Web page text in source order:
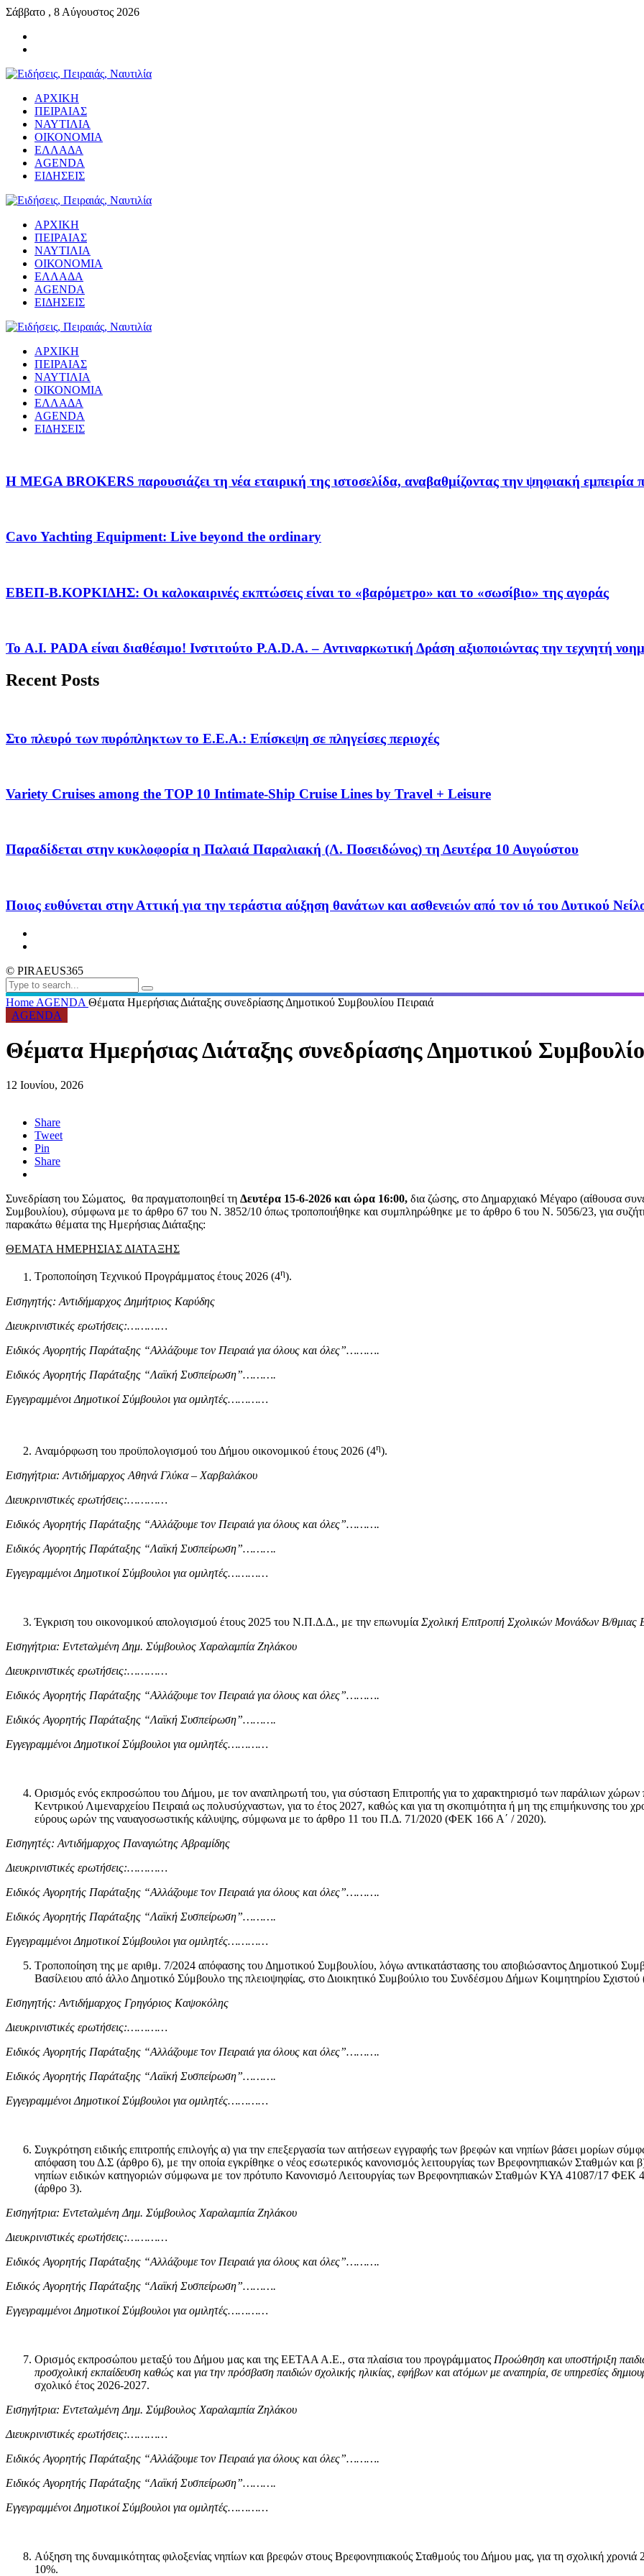
Σάββατο , 8 Αύγουστος 2026
ΑΡΧΙΚΗ
ΠΕΙΡΑΙΑΣ
ΝΑΥΤΙΛΙΑ
ΟΙΚΟΝΟΜΙΑ
ΕΛΛΑΔΑ
AGENDA
ΕΙΔΗΣΕΙΣ
ΑΡΧΙΚΗ
ΠΕΙΡΑΙΑΣ
ΝΑΥΤΙΛΙΑ
ΟΙΚΟΝΟΜΙΑ
ΕΛΛΑΔΑ
AGENDA
ΕΙΔΗΣΕΙΣ
ΑΡΧΙΚΗ
ΠΕΙΡΑΙΑΣ
ΝΑΥΤΙΛΙΑ
ΟΙΚΟΝΟΜΙΑ
ΕΛΛΑΔΑ
AGENDA
ΕΙΔΗΣΕΙΣ
Η MEGA BROKERS παρουσιάζει τη νέα εταιρική της ιστοσελίδα, αναβαθμίζοντας την ψηφιακή εμπειρία
Cavo Yachting Equipment: Live beyond the ordinary
EΒΕΠ-Β.ΚΟΡΚΙΔΗΣ: Οι καλοκαιρινές εκπτώσεις είναι το «βαρόμετρο» και το «σωσίβιο» της αγοράς
Το A.I. PADA είναι διαθέσιμο! Ινστιτούτο P.A.D.A. – Αντιναρκωτική Δράση αξιοποιώντας την τεχνητή
Recent Posts
Στο πλευρό των πυρόπληκτων το Ε.Ε.Α.: Επίσκεψη σε πληγείσες περιοχές
Variety Cruises among the TOP 10 Intimate-Ship Cruise Lines by Travel + Leisure
Παραδίδεται στην κυκλοφορία η Παλαιά Παραλιακή (Λ. Ποσειδώνος) τη Δευτέρα 10 Αυγούστου
Ποιος ευθύνεται στην Αττική για την τεράστια αύξηση θανάτων και ασθενειών από τον ιό του Δυτικού
© PIRAEUS365
Home AGENDA Θέματα Ημερήσιας Διάταξης συνεδρίασης Δημοτικού Συμβουλίου Πειραιά
AGENDA
Θέματα Ημερήσιας Διάταξης συνεδρίασης Δημοτικού
12 Ιουνίου, 2026
Share
Tweet
Pin
Share
Συνεδρίαση του Σώματος, θα πραγματοποιηθεί τη Δευτέρα 15-6-2026 και ώρα 16:00, δια ζώσης, στο Δημαρχιακό Μέγαρο (αίθουσα
Συμβουλίου), σύμφωνα με το άρθρο 67 του Ν. 3852/10 όπως τροποποιήθηκε και συμπληρώθηκε με το άρθρο 6 του Ν. 5056/23, για
παρακάτω θέματα της Ημερήσιας Διάταξης:
ΘΕΜΑΤΑ ΗΜΕΡΗΣΙΑΣ ΔΙΑΤΑΞΗΣ
Τροποποίηση Τεχνικού Προγράμματος έτους 2026 (4η).
Εισηγητής: Αντιδήμαρχος Δημήτριος Καρύδης
Διευκρινιστικές ερωτήσεις:…………
Ειδικός Αγορητής Παράταξης “Αλλάζουμε τον Πειραιά για όλους και όλες”……….
Ειδικός Αγορητής Παράταξης “Λαϊκή Συσπείρωση”……….
Εγγεγραμμένοι Δημοτικοί Σύμβουλοι για ομιλητές…………
Αναμόρφωση του προϋπολογισμού του Δήμου οικονομικού έτους 2026 (4η).
Εισηγήτρια: Αντιδήμαρχος Αθηνά Γλύκα – Χαρβαλάκου
Διευκρινιστικές ερωτήσεις:…………
Ειδικός Αγορητής Παράταξης “Αλλάζουμε τον Πειραιά για όλους και όλες”……….
Ειδικός Αγορητής Παράταξης “Λαϊκή Συσπείρωση”……….
Εγγεγραμμένοι Δημοτικοί Σύμβουλοι για ομιλητές…………
Έγκριση του οικονομικού απολογισμού έτους 2025 του Ν.Π.Δ.Δ., με την επωνυμία Σχολική Επιτροπή Σχολικών Μονάδων B/θμιας
Εισηγήτρια: Εντεταλμένη Δημ. Σύμβουλος Χαραλαμπία Ζηλάκου
Διευκρινιστικές ερωτήσεις:…………
Ειδικός Αγορητής Παράταξης “Αλλάζουμε τον Πειραιά για όλους και όλες”……….
Ειδικός Αγορητής Παράταξης “Λαϊκή Συσπείρωση”……….
Εγγεγραμμένοι Δημοτικοί Σύμβουλοι για ομιλητές…………
Ορισμός ενός εκπροσώπου του Δήμου, με τον αναπληρωτή του, για σύσταση Επιτροπής για το χαρακτηρισμό των παράλιων χώρων
Κεντρικού Λιμεναρχείου Πειραιά ως πολυσύχναστων, για το έτος 2027, καθώς και για τη σκοπιμότητα ή μη της επιμήκυνσης του
εύρους ωρών της ναυαγοσωστικής κάλυψης, σύμφωνα με το άρθρο 11 του Π.Δ. 71/2020 (ΦΕΚ 166 A΄ / 2020).
Εισηγητές: Αντιδήμαρχος Παναγιώτης Αβραμίδης
Διευκρινιστικές ερωτήσεις:…………
Ειδικός Αγορητής Παράταξης “Αλλάζουμε τον Πειραιά για όλους και όλες”……….
Ειδικός Αγορητής Παράταξης “Λαϊκή Συσπείρωση”……….
Εγγεγραμμένοι Δημοτικοί Σύμβουλοι για ομιλητές…………
Τροποποίηση της με αριθμ. 7/2024 απόφασης του Δημοτικού Συμβουλίου, λόγω αντικατάστασης του αποβιώσαντος Δημοτικού
Βασίλειου από άλλο Δημοτικό Σύμβουλο της πλειοψηφίας, στο Διοικητικό Συμβούλιο του Συνδέσμου Δήμων Κοιμητηρίου
Εισηγητής: Αντιδήμαρχος Γρηγόριος Καψοκόλης
Διευκρινιστικές ερωτήσεις:…………
Ειδικός Αγορητής Παράταξης “Αλλάζουμε τον Πειραιά για όλους και όλες”……….
Ειδικός Αγορητής Παράταξης “Λαϊκή Συσπείρωση”……….
Εγγεγραμμένοι Δημοτικοί Σύμβουλοι για ομιλητές…………
Συγκρότηση ειδικής επιτροπής επιλογής α) για την επεξεργασία των αιτήσεων εγγραφής των βρεφών και νηπίων βάσει μορίων
απόφαση του Δ.Σ (άρθρο 6), με την οποία εγκρίθηκε ο νέος εσωτερικός κανονισμός λειτουργίας των Βρεφονηπιακών Σταθμών και
νηπίων ειδικών κατηγοριών σύμφωνα με τον πρότυπο Κανονισμό Λειτουργίας των Βρεφονηπιακών Σταθμών ΚΥΑ 41087/17 ΦΕΚ
(άρθρο 3).
Εισηγήτρια: Εντεταλμένη Δημ. Σύμβουλος Χαραλαμπία Ζηλάκου
Διευκρινιστικές ερωτήσεις:…………
Ειδικός Αγορητής Παράταξης “Αλλάζουμε τον Πειραιά για όλους και όλες”……….
Ειδικός Αγορητής Παράταξης “Λαϊκή Συσπείρωση”……….
Εγγεγραμμένοι Δημοτικοί Σύμβουλοι για ομιλητές…………
Ορισμός εκπροσώπου μεταξύ του Δήμου μας και της ΕΕΤΑΑ Α.Ε., στα πλαίσια του προγράμματος Προώθηση και υποστήριξη
προσχολική εκπαίδευση καθώς και για την πρόσβαση παιδιών σχολικής ηλικίας, εφήβων και ατόμων με αναπηρία, σε υπηρεσίες
σχολικό έτος 2026-2027.
Εισηγήτρια: Εντεταλμένη Δημ. Σύμβουλος Χαραλαμπία Ζηλάκου
Διευκρινιστικές ερωτήσεις:…………
Ειδικός Αγορητής Παράταξης “Αλλάζουμε τον Πειραιά για όλους και όλες”……….
Ειδικός Αγορητής Παράταξης “Λαϊκή Συσπείρωση”……….
Εγγεγραμμένοι Δημοτικοί Σύμβουλοι για ομιλητές…………
Αύξηση της δυναμικότητας φιλοξενίας νηπίων και βρεφών στους Βρεφονηπιακούς Σταθμούς του Δήμου μας, για τη σχολική
10%.